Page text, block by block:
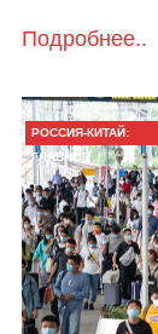
Подробнее..
РОССИЯ-КИТАЙ:
ГЛАВНОЕ